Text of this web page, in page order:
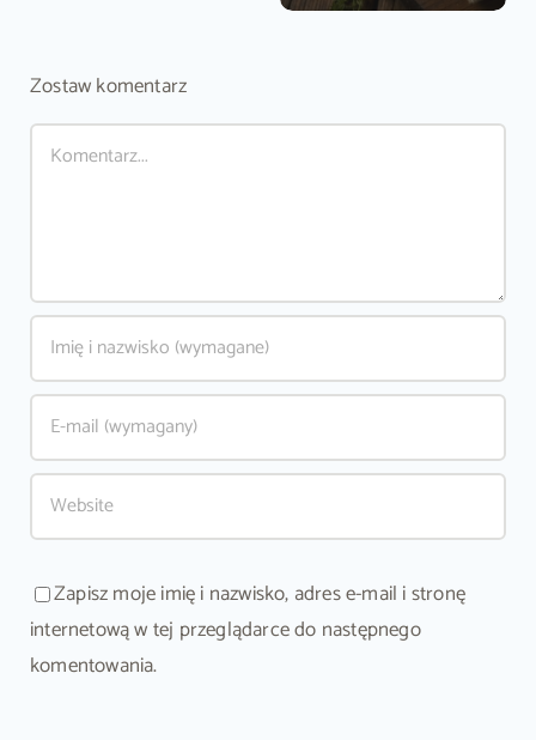
Zostaw komentarz
Comment
Zapisz moje imię i nazwisko, adres e-mail i stronę
internetową w tej przeglądarce do następnego
komentowania.